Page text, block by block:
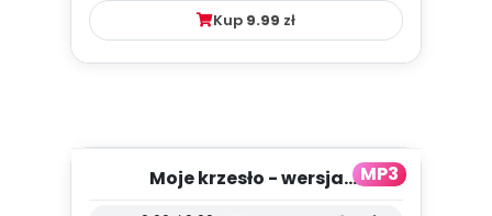
Kup 9.99 zł
MP3
Moje krzesło - wersja